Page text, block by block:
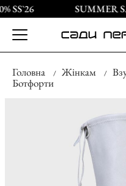
SS`26 SUMMER
Головна Жінкам
Ботфорти